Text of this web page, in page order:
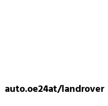
auto.oe24at/landrover